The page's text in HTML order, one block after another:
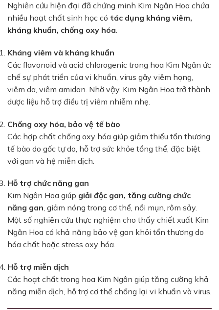
Nghiên cứu hiện đại đã chứng minh Kim Ngân Hoa chứa
nhiều hoạt chất sinh học có tác dụng kháng viêm,
kháng khuẩn, chống oxy hóa.
Kháng viêm và kháng khuẩn
Các flavonoid và acid chlorogenic trong hoa Kim Ngân ức
chế sự phát triển của vi khuẩn, virus gây viêm họng,
viêm da, viêm amidan. Nhờ vậy, Kim Ngân Hoa trở thành
dược liệu hỗ trợ điều trị viêm nhiễm nhẹ.
Chống oxy hóa, bảo vệ tế bào
Các hợp chất chống oxy hóa giúp giảm thiểu tổn thương
tế bào do gốc tự do, hỗ trợ sức khỏe tổng thể, đặc biệt
với gan và hệ miễn dịch.
Hỗ trợ chức năng gan
Kim Ngân Hoa giúp giải độc gan, tăng cường chức
năng gan, giảm nóng trong cơ thể, nổi mụn, rôm sảy.
Một số nghiên cứu thực nghiệm cho thấy chiết xuất Kim
Ngân Hoa có khả năng bảo vệ gan khỏi tổn thương do
hóa chất hoặc stress oxy hóa.
Hỗ trợ miễn dịch
Các hoạt chất trong hoa Kim Ngân giúp tăng cường khả
năng miễn dịch, hỗ trợ cơ thể chống lại vi khuẩn và virus.